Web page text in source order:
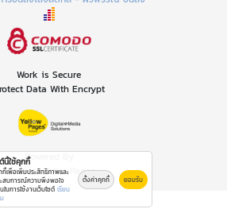
Work is Secure
Data With Encrypt
Powered By
Thailand YellowPages
นี้ใช้คุกกี้
กี้เพื่อเพิ่มประสิทธิภาพและ
สบการณ์ความพึงพอใจ
นการใช้งานเว็บไซต์ เรียน
ตั้งค่าคุกกี้ ยอมรับ